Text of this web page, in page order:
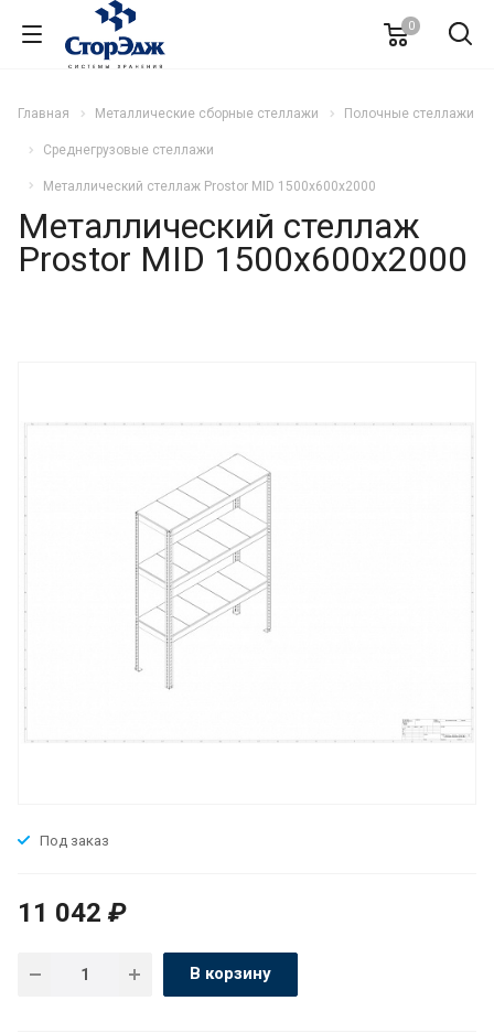
0
Главная Металлические сборные стеллажи Полочные стеллажи
Среднегрузовые стеллажи
Металлический стеллаж Prostor MID 1500x600x2000
Металлический стеллаж
Prostor MID 1500x600x2000
Под заказ
11 042 ₽
В корзину